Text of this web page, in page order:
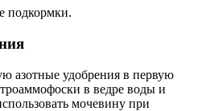
подкормки.
азотные удобрения в первую
в ведре воды и
мочевину при